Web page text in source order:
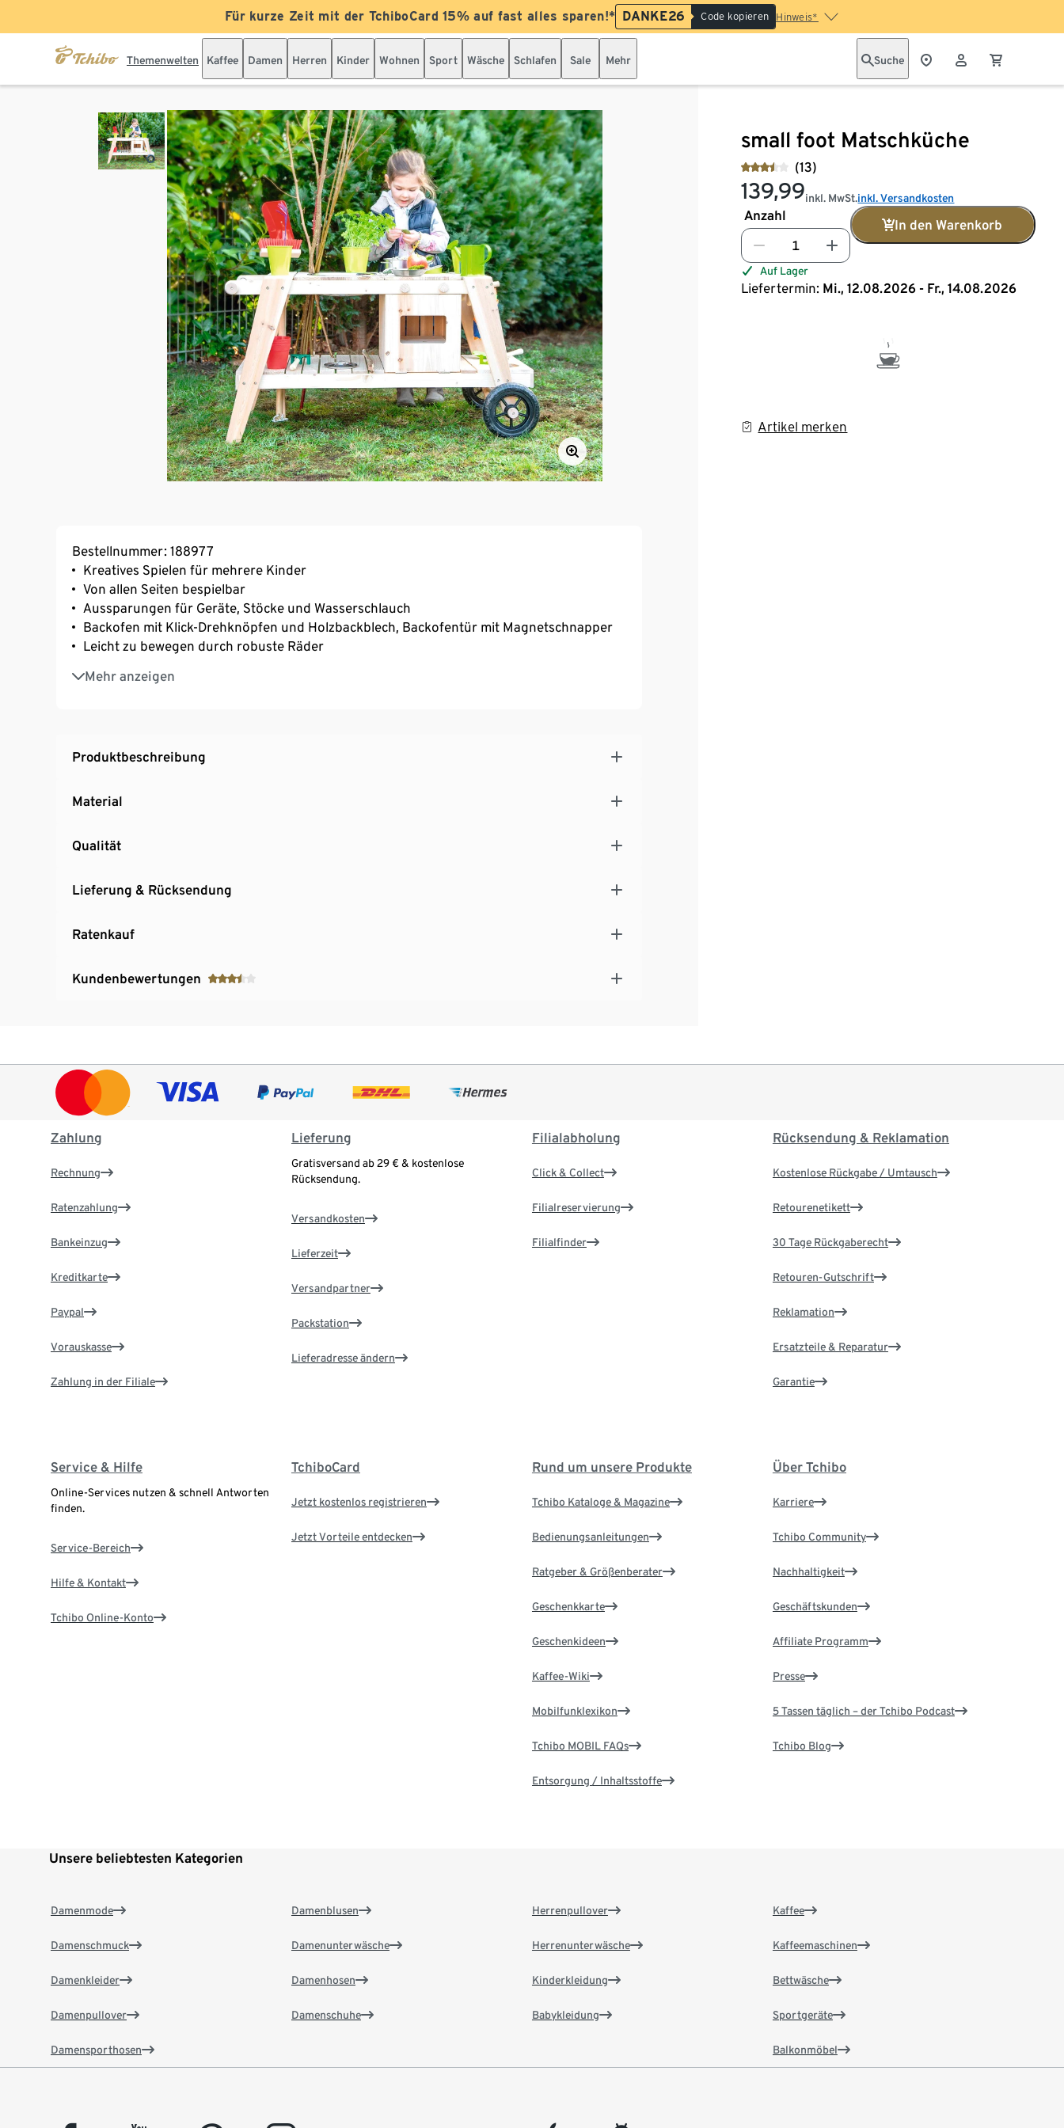
Für kurze Zeit mit der TchiboCard 15% auf fast alles sparen!* DANKE26 Code kopieren Hinweis*
Themenwelten Kaffee Damen Herren Kinder Wohnen Sport Wäsche Schlafen Sale Mehr Suche
small foot Matschküche
(13)
139,99inkl. MwSt.inkl. Versandkosten
Anzahl
In den Warenkorb
Auf Lager
Liefertermin: Mi., 12.08.2026 - Fr., 14.08.2026
Artikel merken
Bestellnummer: 188977
Kreatives Spielen für mehrere Kinder
Von allen Seiten bespielbar
Aussparungen für Geräte, Stöcke und Wasserschlauch
Backofen mit Klick-Drehknöpfen und Holzbackblech, Backofentür mit Magnetschnapper
Leicht zu bewegen durch robuste Räder
Mehr anzeigen
Extra Pflanzbereich mit 2 Pflanztöpfen aus Metall
Mit großer Matschschüssel und Arbeitsplatte
Produktbeschreibung
Material
Qualität
Lieferung & Rücksendung
Ratenkauf
Kundenbewertungen
Zahlung
Rechnung
Ratenzahlung
Bankeinzug
Kreditkarte
Paypal
Vorauskasse
Zahlung in der Filiale
Lieferung
Gratisversand ab 29 € & kostenlose
Rücksendung.
Versandkosten
Lieferzeit
Versandpartner
Packstation
Lieferadresse ändern
Filialabholung
Click & Collect
Filialreservierung
Filialfinder
Rücksendung & Reklamation
Kostenlose Rückgabe / Umtausch
Retourenetikett
30 Tage Rückgaberecht
Retouren-Gutschrift
Reklamation
Ersatzteile & Reparatur
Garantie
Service & Hilfe
Online-Services nutzen & schnell Antworten
finden.
Service-Bereich
Hilfe & Kontakt
Tchibo Online-Konto
TchiboCard
Jetzt kostenlos registrieren
Jetzt Vorteile entdecken
Rund um unsere Produkte
Tchibo Kataloge & Magazine
Bedienungsanleitungen
Ratgeber & Größenberater
Geschenkkarte
Geschenkideen
Kaffee-Wiki
Mobilfunklexikon
Tchibo MOBIL FAQs
Entsorgung / Inhaltsstoffe
Über Tchibo
Karriere
Tchibo Community
Nachhaltigkeit
Geschäftskunden
Affiliate Programm
Presse
5 Tassen täglich – der Tchibo Podcast
Tchibo Blog
Unsere beliebtesten Kategorien
Damenmode
Damenschmuck
Damenkleider
Damenpullover
Damensporthosen
Damenblusen
Damenunterwäsche
Damenhosen
Damenschuhe
Herrenpullover
Herrenunterwäsche
Kinderkleidung
Babykleidung
Kaffee
Kaffeemaschinen
Bettwäsche
Sportgeräte
Balkonmöbel